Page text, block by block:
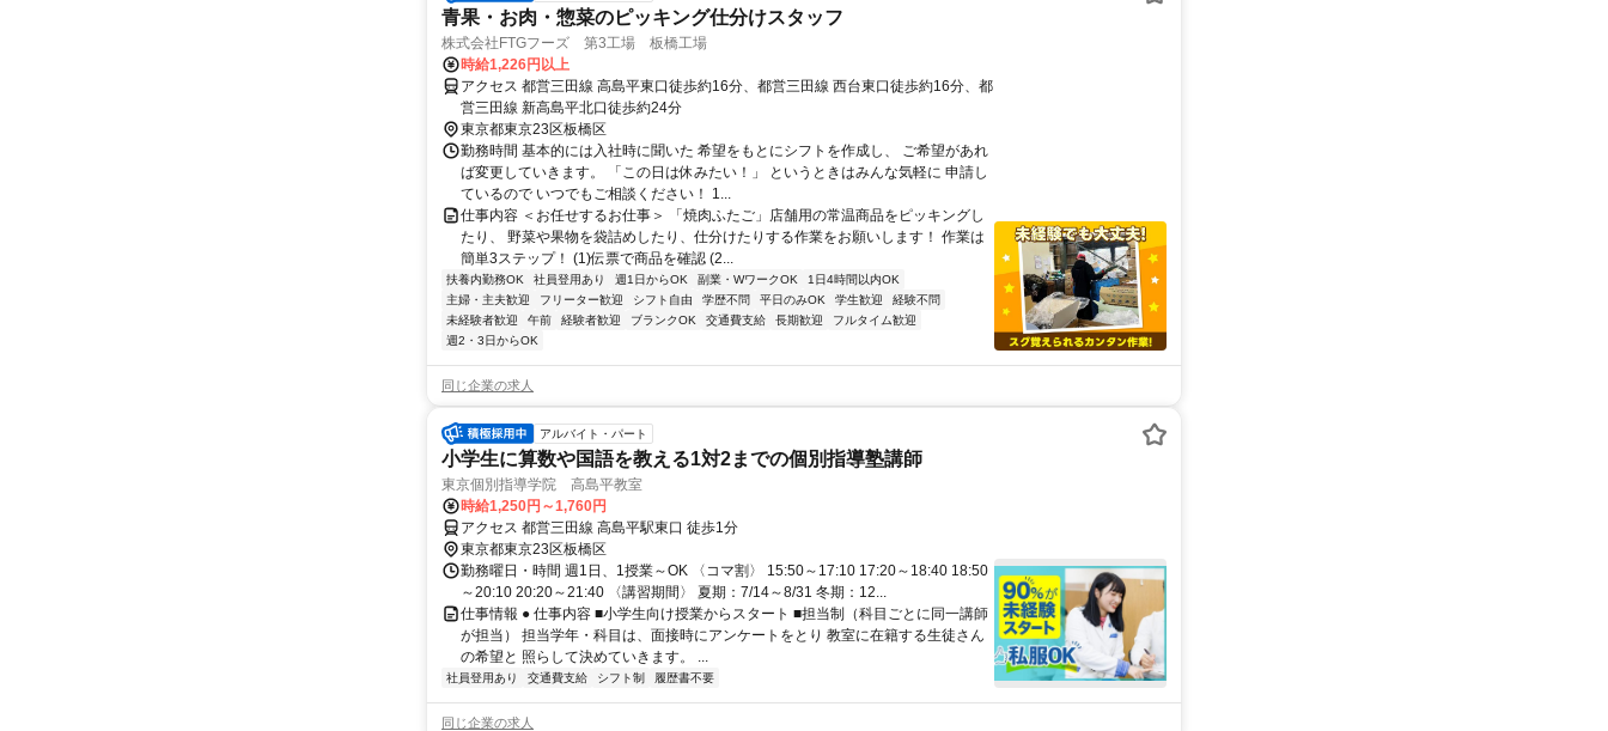
青果・お肉・惣菜のピッキング仕分けスタッフ
株式会社FTGフーズ 第3工場 板橋工場
時給1,226円以上
アクセス 都営三田線 高島平東口徒歩約16分、都営三田線 西台東口徒歩約16分、都
営三田線 新高島平北口徒歩約24分
東京都東京23区板橋区
勤務時間 基本的には入社時に聞いた 希望をもとにシフトを作成し、 ご希望があれ
ば変更していきます。 「この日は休みたい！」 というときはみんな気軽に 申請し
ているので いつでもご相談ください！ 1...
仕事内容 ＜お任せするお仕事＞ 「焼肉ふたご」店舗用の常温商品をピッキングし
たり、 野菜や果物を袋詰めしたり、仕分けたりする作業をお願いします！ 作業は
簡単3ステップ！ (1)伝票で商品を確認 (2...
扶養内勤務OK 社員登用あり 週1日からOK 副業・WワークOK
1日4時間以内OK
主婦・主夫歓迎
フリーター歓迎 シフト自由 学歴不問 平日のみOK 学生歓迎
経験不問
未経験者歓迎
午前 経験者歓迎 ブランクOK 交通費支給 長期歓迎
フルタイム歓迎
週2・3日からOK
同じ企業の求人
アルバイト・パート
小学生に算数や国語を教える1対2までの個別指導塾講師
東京個別指導学院 高島平教室
時給1,250円～1,760円
アクセス 都営三田線 高島平駅東口 徒歩1分
東京都東京23区板橋区
勤務曜日・時間 週1日、1授業～OK 〈コマ割〉 15:50～17:10 17:20～18:40 18:50
～20:10 20:20～21:40 〈講習期間〉 夏期：7/14～8/31 冬期：12...
仕事情報 ● 仕事内容 ■小学生向け授業からスタート ■担当制（科目ごとに同一講師
が担当） 担当学年・科目は、面接時にアンケートをとり 教室に在籍する生徒さん
の希望と 照らして決めていきます。 ...
社員登用あり 交通費支給 シフト制 履歴書不要
同じ企業の求人